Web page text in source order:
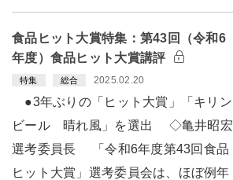
食品ヒット大賞特集：第43回（令和6
年度）食品ヒット大賞講評
特集 総合 2025.02.20
●3年ぶりの「ヒット大賞」「キリン
ビール 晴れ風」を選出 ◇亀井昭宏
選考委員長 「令和6年度第43回食品
ヒット大賞」選考委員会は、ほぼ例年